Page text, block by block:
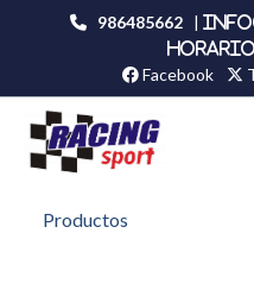
986485662 |
Facebook
Productos